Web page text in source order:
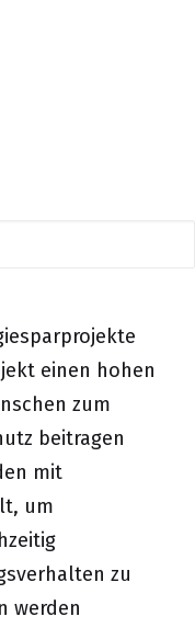
aktiv zum
erfahren
einen hohen
zum
beitragen
mit
um
zu
werden